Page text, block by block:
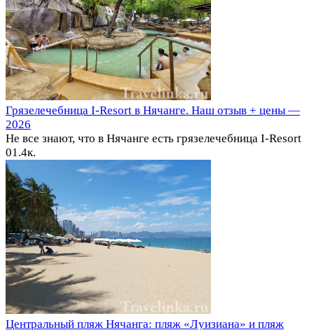
Грязелечебница I-Resort в Нячанге. Наш отзыв + цены —
2026
Не все знают, что в Нячанге есть грязелечебница I-Resort
01.4к.
Центральный пляж Нячанга: пляж «Луизиана» и пляж